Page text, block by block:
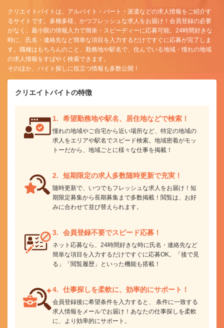
クリエイトバイトは、アルバイト・パート・派遣などの求人情報をご紹介す
るサイトです。多種多様、かつフレッシュな求人をお届け！会員登録の必要
がなく、最小限の情報入力で簡単・スピーディーに応募可能。24時間好きな
時に、氏名・連絡先など簡単な項目を入力するだけですぐに応募が完了しま
す。職種はもちろんのこと、勤務地や駅名で、住んでいる地域・憧れの地域
の求人情報をすばやく検索できます。
そのほか、バイト探しに役立つ情報も多数公開！
クリエイトバイトの特徴
希望勤務地や駅名、 居住地などで検索！
憧れの地域やご自宅から近い場所など、特定の地域の
求人をエリアや駅名でスピード検索。地域密着がモッ
トーだから、地域ごとに様々な仕事を掲載！
短期限定の求人多数随時更新で充実！
随時更新で、いつでもフレッシュな求人をお届け！短
期限定募集から長期募集まで多数掲載！閲覧は、お好
みに合わせて並び替えられます。
会員登録不要でスピード応募！
ネット応募なら、24時間好きな時に氏名・連絡先など
簡単な項目を入力するだけですぐに応募OK。「後で見
る」「閲覧履歴」といった機能も搭載！
仕事探しを柔軟に、 効率的にサポート！
会員登録後に希望条件を入力すると、 条件に一致する
求人情報をメールでお届け！あなたの仕事探しを柔軟
に、より効率的にサポート。